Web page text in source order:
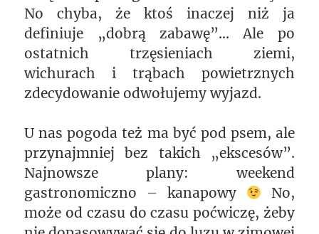
No chyba, że ktoś inaczej niż ja
definiuje „dobrą zabawę”… Ale po
ostatnich trzęsieniach ziemi,
wichurach i trąbach powietrznych
zdecydowanie odwołujemy wyjazd.
U nas pogoda też ma być pod psem, ale
przynajmniej bez takich „ekscesów”.
Najnowsze plany: weekend
gastronomiczno – kanapowy
No,
może od czasu do czasu poćwiczę, żeby